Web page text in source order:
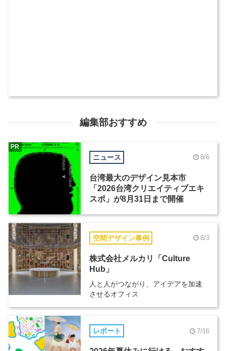
編集部おすすめ
ニュース 8/6
台湾最大のデザイン見本市
「2026台湾クリエイティブエキ
スポ」が8月31日まで開催
PR
空間デザイン事例 8/3
株式会社メルカリ「Culture
Hub」
人と人がつながり、アイデアを加速
させるオフィス
レポート 7/16